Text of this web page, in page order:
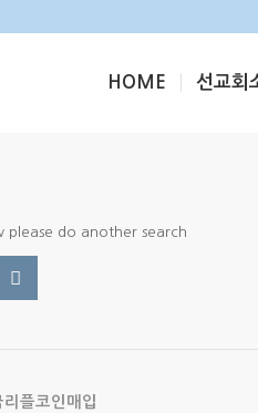
HOME 선교회
please do another search
플코인매입